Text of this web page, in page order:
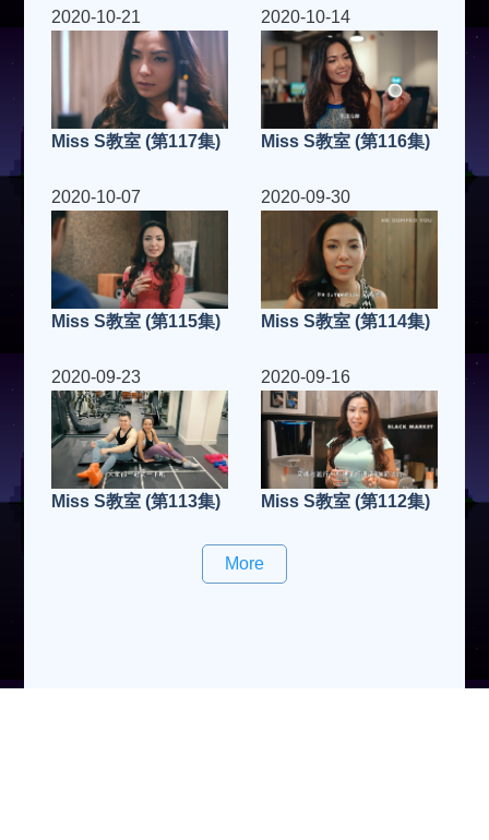
2020-10-21
Miss S教室 (第117集)
2020-10-14
Miss S教室 (第116集)
2020-10-07
Miss S教室 (第115集)
2020-09-30
Miss S教室 (第114集)
2020-09-23
Miss S教室 (第113集)
2020-09-16
Miss S教室 (第112集)
More